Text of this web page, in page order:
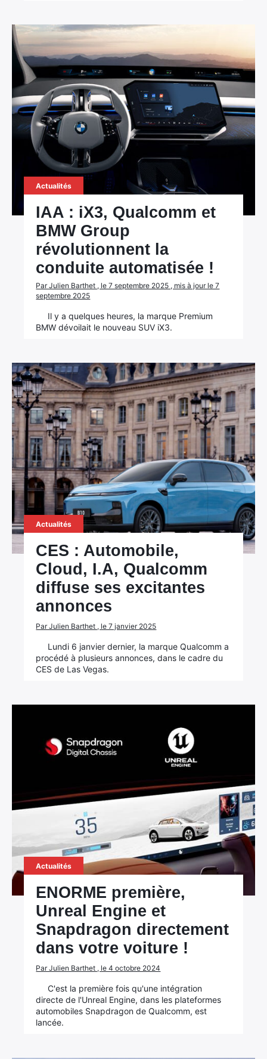
Actualités
IAA : iX3, Qualcomm et
BMW Group
révolutionnent la
conduite automatisée !
Par Julien Barthet , le 7 septembre 2025 , mis à jour le 7
septembre 2025
Il y a quelques heures, la marque Premium
BMW dévoilait le nouveau SUV iX3.
Actualités
CES : Automobile,
Cloud, I.A, Qualcomm
diffuse ses excitantes
annonces
Par Julien Barthet , le 7 janvier 2025
Lundi 6 janvier dernier, la marque Qualcomm a
procédé à plusieurs annonces, dans le cadre du
CES de Las Vegas.
Actualités
ENORME première,
Unreal Engine et
Snapdragon directement
dans votre voiture !
Par Julien Barthet , le 4 octobre 2024
C'est la première fois qu'une intégration
directe de l'Unreal Engine, dans les plateformes
automobiles Snapdragon de Qualcomm, est
lancée.